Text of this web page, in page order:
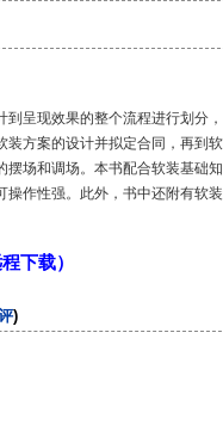
呈现效果的整个流程进行划分
方案的设计并拟定合同，再到
摆场和调场。本书配合软装基础
操作性强。此外，书中还附有软
程下载）
)